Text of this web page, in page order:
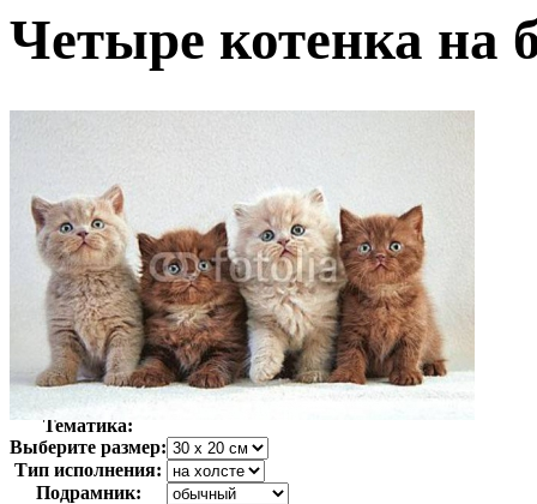
Четыре котенка на
Автор:
Неизвестно
Арт-стиль
Тематика:
Выберите размер:
Тип исполнения:
Подрамник: